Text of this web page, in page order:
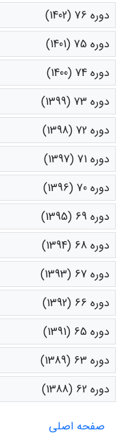
دوره 76 (1402)
دوره 75 (1401)
دوره 74 (1400)
دوره 73 (1399)
دوره 72 (1398)
دوره 71 (1397)
دوره 70 (1396)
دوره 69 (1395)
دوره 68 (1394)
دوره 67 (1393)
دوره 66 (1392)
دوره 65 (1391)
دوره 63 (1389)
دوره 62 (1388)
صفحه اصلی